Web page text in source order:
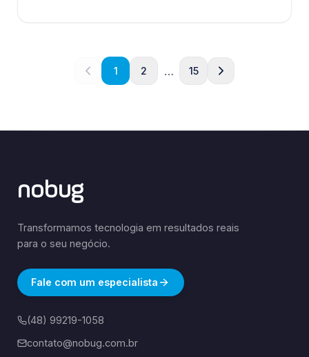
1 2 … 15
nobug
Transformamos tecnologia em resultados reais
para o seu negócio.
Fale com um especialista
(48) 99219-1058
contato@nobug.com.br